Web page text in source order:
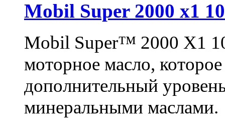
Mobil Super 2000 x1
Mobil Super™ 2000 X1
моторное масло,
дополнительный
минеральными маслами.